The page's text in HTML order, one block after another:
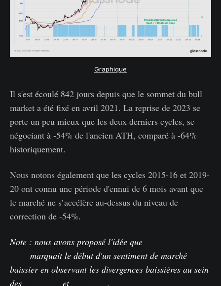
Graphique
Il s'est écoulé 842 jours depuis que le sommet du bull
market a été fixé en avril 2021. La reprise de 2023 se
porte un peu mieux que les deux derniers cycles, se
négociant à -54% de l'ancien ATH, comparé à -64%
historiquement.
Nous notons également que les cycles 2015-16 et 2019-
20 ont connu une période d'ennui de 6 mois avant que
le marché ne s’accélère au-dessus du niveau de
correction de -54%.
Note : nous avons proposé l'idée que
marquait le début d'un sentiment de marché
baissier en observant les divergences baissières au sein
des
et .